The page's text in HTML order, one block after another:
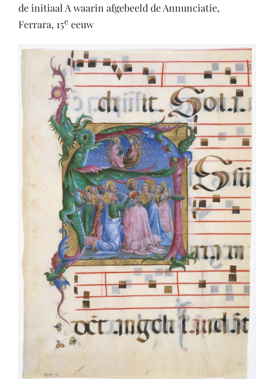
de initiaal A waarin afgebeeld de Annunciatie,
Ferrara, 15e eeuw